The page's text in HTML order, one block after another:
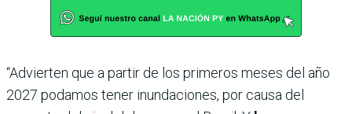
“Advierten que a partir de los primeros meses del año
2027 podamos tener inundaciones, por causa del